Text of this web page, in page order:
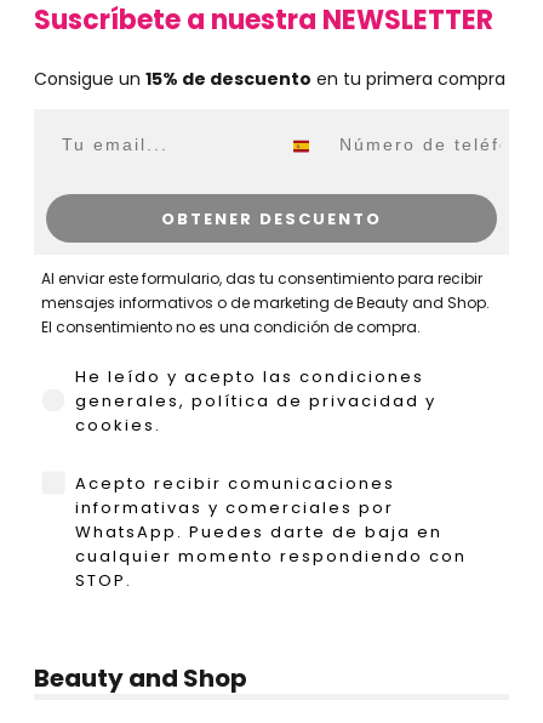
Suscríbete a nuestra NEWSLETTER
Consigue un 15% de descuento en tu primera compra
OBTENER DESCUENTO
Al enviar este formulario, das tu consentimiento para recibir
mensajes informativos o de marketing de Beauty and Shop.
El consentimiento no es una condición de compra.
He leído y acepto las condiciones
He leído y acepto las condiciones
generales, política de privacidad y
cookies.
WhatsApp
Acepto recibir comunicaciones
informativas y comerciales por
WhatsApp. Puedes darte de baja en
cualquier momento respondiendo con
STOP.
Beauty and Shop